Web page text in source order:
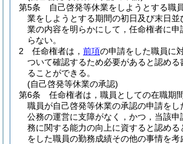
第5条
自己啓発等休業をしようとする職
業をしようとする期間の初日及び末日並
業の内容を明らかにして，任命権者に申
らない。
2
任命権者は， 前項の申請をした職員に
ついて確認するため必要があると認める
ることができる。
(自己啓発等休業の承認)
第6条
任命権者は，職員としての在職期
職員が自己啓発等休業の承認の申請をし
公務の運営に支障がなく，かつ，当該申
務に関する能力の向上に資すると認める
をした職員の勤務成績その他の事情を考